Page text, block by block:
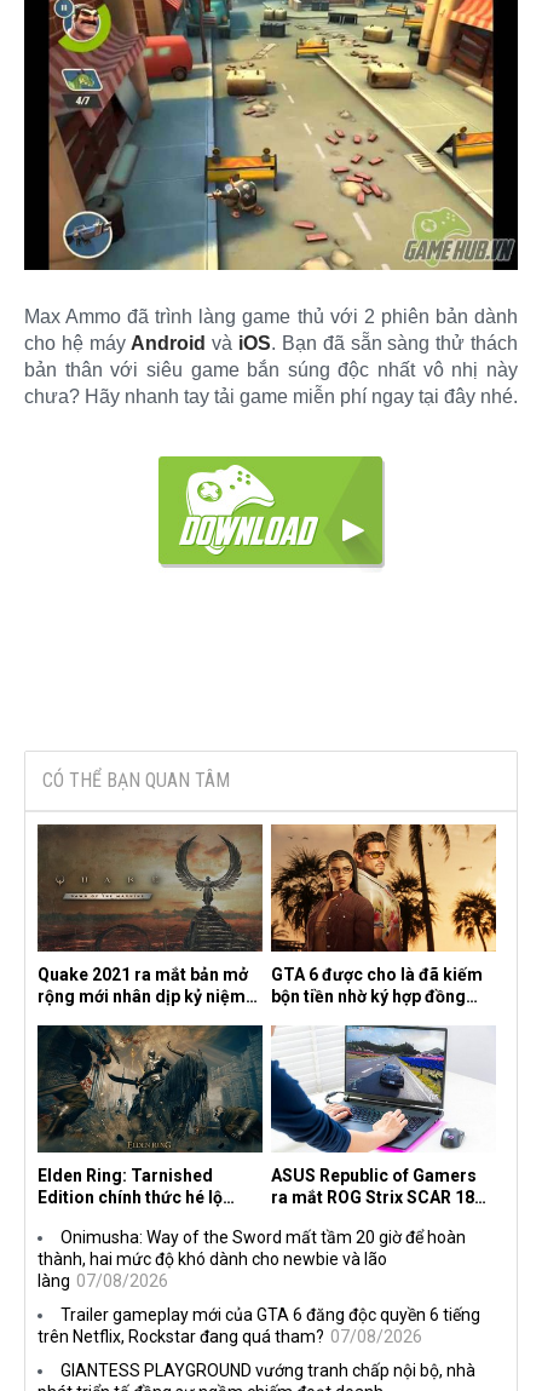
Max Ammo đã trình làng game thủ với 2 phiên bản dành
cho hệ máy Android và iOS. Bạn đã sẵn sàng thử thách
bản thân với siêu game bắn súng độc nhất vô nhị này
chưa? Hãy nhanh tay tải game miễn phí ngay tại đây nhé.
CÓ THỂ BẠN QUAN TÂM
Quake 2021 ra mắt bản mở
rộng mới nhân dịp kỷ niệm
the Machine
GTA 6 được cho là đã kiếm
bộn tiền nhờ ký hợp đồng
Elden Ring: Tarnished
Edition chính thức hé lộ
ASUS Republic of Gamers
ra mắt ROG Strix SCAR 18
Onimusha: Way of the Sword mất tầm 20 giờ để hoàn
thành, hai mức độ khó dành cho newbie và lão
làng 07/08/2026
Trailer gameplay mới của GTA 6 đăng độc quyền 6 tiếng
trên Netflix, Rockstar đang quá tham? 07/08/2026
GIANTESS PLAYGROUND vướng tranh chấp nội bộ, nhà